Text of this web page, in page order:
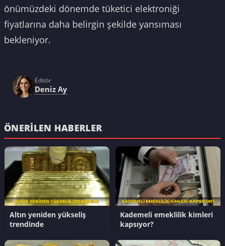
önümüzdeki dönemde tüketici elektroniği
fiyatlarına daha belirgin şekilde yansıması
bekleniyor.
Editör
Deniz Ay
ÖNERILEN HABERLER
Altın yeniden yükseliş
trendinde
Kademeli emeklilik kimleri
kapsıyor?